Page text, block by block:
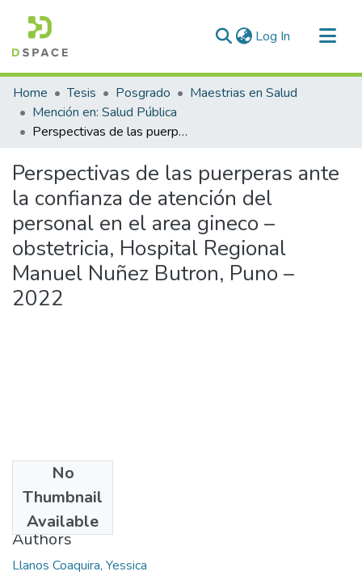
Log In (current)
Communities & Collections
All of DSpace
Statistics
Home Tesis Posgrado
Maestrias en Salud
Mención en: Salud Pública
Perspectivas de las puerperas ante la confianza de atención del personal en el area gineco – obstetricia, Hospital Regional Manuel Nuñez Butron, Puno – 2022
Perspectivas de las puerperas ante
la confianza de atención del
personal en el area gineco –
obstetricia, Hospital Regional
Manuel Nuñez Butron, Puno –
2022
No
Thumbnail
Available
2023
Authors
Llanos Coaquira, Yessica